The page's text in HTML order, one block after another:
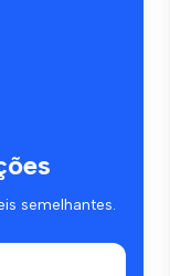
semelhantes.